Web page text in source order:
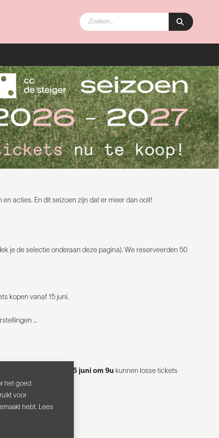
acties. En dit seizoen zijn dat er meer dan ooit!
je de selectie onderaan deze pagina). We reserveerden 50
kopen vanaf 15 juni.
…
Vanaf maandag 15 juni om 9u kunnen losse tickets
het goed
voor
hebt. Lees